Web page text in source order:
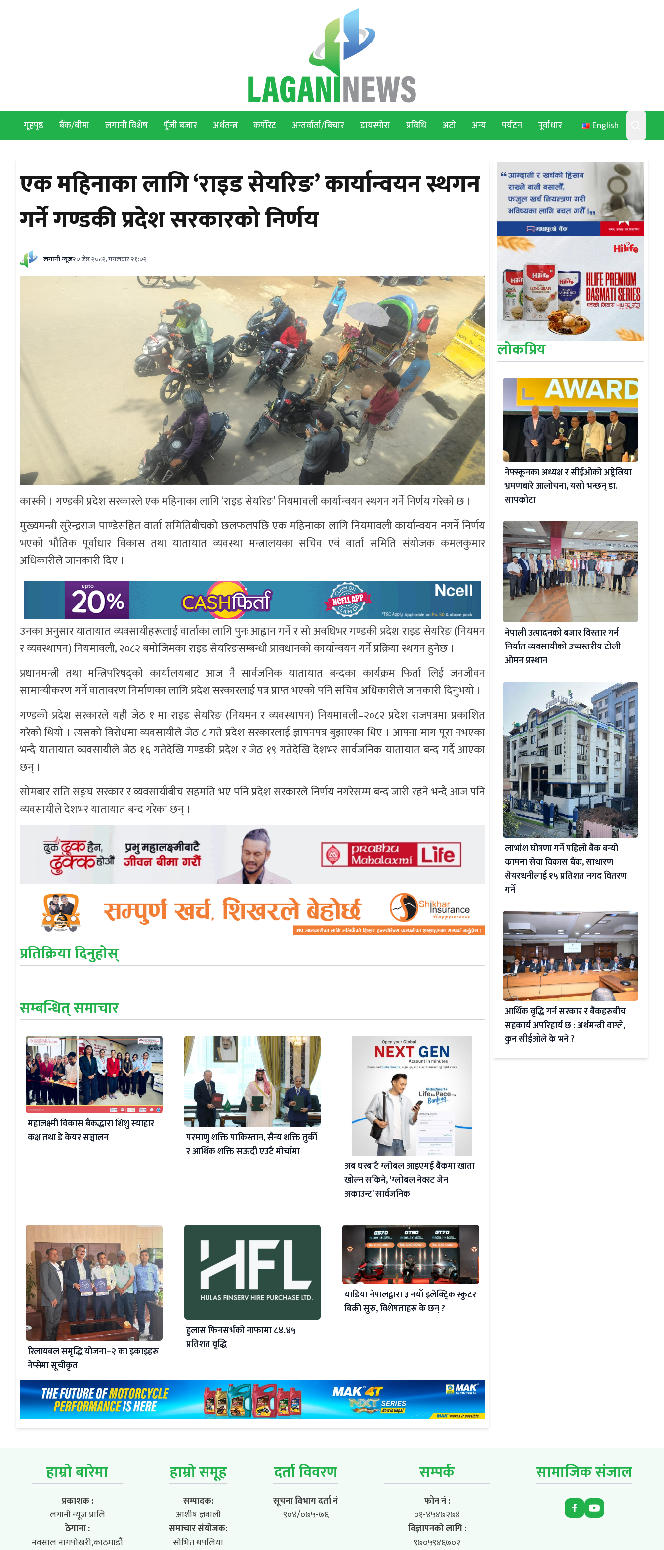
English
Search
गृहपृष्ठ बैंक/बीमा लगानी विशेष पुँजी बजार अर्थतन्त्र कर्पोरेट अन्तर्वार्ता/बिचार डायस्पोरा प्रविधि अटो अन्य पर्यटन पूर्वाधार
एक महिनाका लागि ‘राइड सेयरिङ’ कार्यान्वयन स्थगन
गर्ने गण्डकी प्रदेश सरकारको निर्णय
लगानी न्यूज२० जेष्ठ २०८२, मंगलवार २१:०२
कास्की । गण्डकी प्रदेश सरकारले एक महिनाका लागि ‘राइड सेयरिङ’ नियमावली कार्यान्वयन स्थगन गर्ने निर्णय गरेको छ ।
मुख्यमन्त्री सुरेन्द्रराज पाण्डेसहित वार्ता समितिबीचको छलफलपछि एक महिनाका लागि नियमावली कार्यान्वयन नगर्ने निर्णय
भएको भौतिक पूर्वाधार विकास तथा यातायात व्यवस्था मन्त्रालयका सचिव एवं वार्ता समिति संयोजक कमलकुमार
अधिकारीले जानकारी दिए ।
उनका अनुसार यातायात व्यवसायीहरूलाई वार्ताका लागि पुनः आह्वान गर्ने र सो अवधिभर गण्डकी प्रदेश राइड सेयरिङ (नियमन
र व्यवस्थापन) नियमावली, २०८२ बमोजिमका राइड सेयरिङसम्बन्धी प्रावधानको कार्यान्वयन गर्ने प्रक्रिया स्थगन हुनेछ ।
प्रधानमन्त्री तथा मन्त्रिपरिषद्को कार्यालयबाट आज नै सार्वजनिक यातायात बन्दका कार्यक्रम फिर्ता लिई जनजीवन
सामान्यीकरण गर्ने वातावरण निर्माणका लागि प्रदेश सरकारलाई पत्र प्राप्त भएको पनि सचिव अधिकारीले जानकारी दिनुभयो ।
गण्डकी प्रदेश सरकारले यही जेठ १ मा राइड सेयरिङ (नियमन र व्यवस्थापन) नियमावली–२०८२ प्रदेश राजपत्रमा प्रकाशित
गरेको थियो । त्यसको विरोधमा व्यवसायीले जेठ ८ गते प्रदेश सरकारलाई ज्ञापनपत्र बुझाएका थिए । आफ्ना माग पूरा नभएका
भन्दै यातायात व्यवसायीले जेठ १६ गतेदेखि गण्डकी प्रदेश र जेठ १९ गतेदेखि देशभर सार्वजनिक यातायात बन्द गर्दै आएका
छन् ।
सोमबार राति सङ्घ सरकार र व्यवसायीबीच सहमति भए पनि प्रदेश सरकारले निर्णय नगरेसम्म बन्द जारी रहने भन्दै आज पनि
व्यवसायीले देशभर यातायात बन्द गरेका छन् ।
प्रतिक्रिया दिनुहोस्
सम्बन्धित् समाचार
महालक्ष्मी विकास बैंकद्धारा शिशु स्याहार
कक्ष तथा डे केयर सञ्चालन
परमाणु शक्ति पाकिस्तान, सैन्य शक्ति तुर्की
र आर्थिक शक्ति सऊदी एउटै मोर्चामा
अब घरबाटै ग्लोबल आइएमई बैंकमा खाता
खोल्न सकिने, ‘ग्लोबल नेक्स्ट जेन
अकाउन्ट’ सार्वजनिक
रिलायबल समृद्धि योजना–२ का इकाइहरू
नेप्सेमा सूचीकृत
हुलास फिनसर्भको नाफामा ८४.४५
प्रतिशत वृद्धि
याडिया नेपालद्वारा ३ नयाँ इलेक्ट्रिक स्कुटर
बिक्री सुरु, विशेषताहरू के छन् ?
लोकप्रिय
नेफ्स्कूनका अध्यक्ष र सीईओको अष्ट्रेलिया
भ्रमणबारे आलोचना, यसो भन्छन् डा‍.
सापकोटा
नेपाली उत्पादनको बजार विस्तार गर्न
निर्यात व्यवसायीको उच्चस्तरीय टोली
ओमन प्रस्थान
लाभांश घोषणा गर्ने पहिलो बैंक बन्यो
कामना सेवा विकास बैंक, साधारण
सेयरधनीलाई १५ प्रतिशत नगद वितरण
गर्ने
आर्थिक वृद्धि गर्न सरकार र बैंकहरूबीच
सहकार्य अपरिहार्य छ : अर्थमन्त्री वाग्ले,
कुन सीईओले के भने ?
हाम्रो बारेमा
प्रकाशक :
लगानी न्यूज प्रालि
ठेगाना :
नक्साल नागपोखरी,काठमाडौं
हाम्रो समूह
सम्पादक:
आशीष ज्ञवाली
समाचार संयोजक:
सोभित थपलिया
दर्ता विवरण
सूचना विभाग दर्ता नं
९०४/०७५-७६
सम्पर्क
फोन नं :
०१-४५४७२७४
विज्ञापनको लागि :
९७०५९४६७०२
सामाजिक संजाल